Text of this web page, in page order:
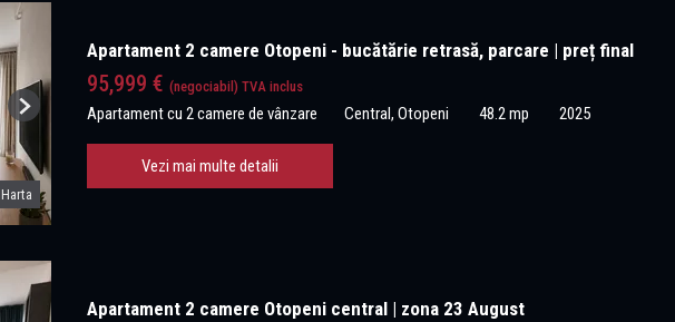
Harta
Next
Apartament 2 camere Otopeni - bucătărie retrasă, parcare | preț final
95,999 € (negociabil) TVA inclus
Apartament cu 2 camere de vânzare Central, Otopeni 48.2 mp 2025
Vezi mai multe detalii
Apartament 2 camere Otopeni central | zona 23 August